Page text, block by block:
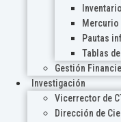
Mercurio
Pautas
Tablas
Gestión
Investigación
Vicerrector de
Dirección de